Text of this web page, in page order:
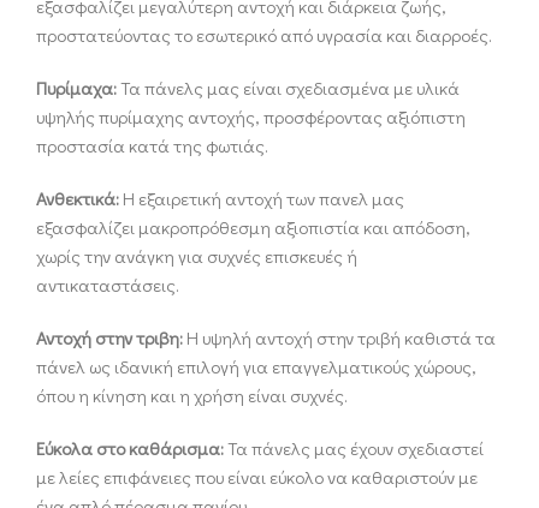
εξασφαλίζει μεγαλύτερη αντοχή και διάρκεια ζωής,
προστατεύοντας το εσωτερικό από υγρασία και διαρροές.
Πυρίμαχα:Τα πάνελς μας είναι σχεδιασμένα με υλικά
υψηλής πυρίμαχης αντοχής, προσφέροντας αξιόπιστη
προστασία κατά της φωτιάς.
Ανθεκτικά: Η εξαιρετική αντοχή των πανελ μας
εξασφαλίζει μακροπρόθεσμη αξιοπιστία και απόδοση,
χωρίς την ανάγκη για συχνές επισκευές ή
αντικαταστάσεις.
Αντοχή στην τριβη: Η υψηλή αντοχή στην τριβή καθιστά τα
πάνελ ως ιδανική επιλογή για επαγγελματικούς χώρους,
όπου η κίνηση και η χρήση είναι συχνές.
Εύκολα στο καθάρισμα:Τα πάνελς μας έχουν σχεδιαστεί
με λείες επιφάνειες που είναι εύκολο να καθαριστούν με